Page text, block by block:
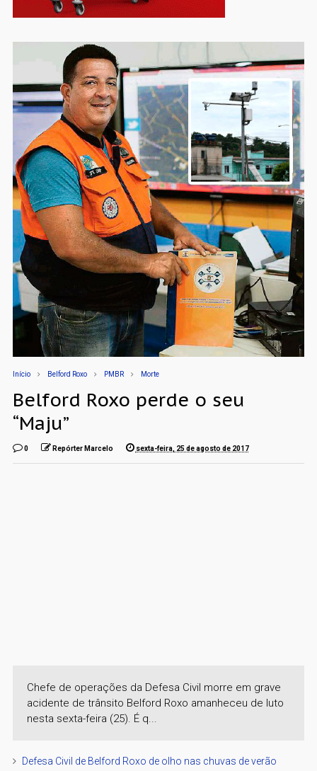
Início Belford Roxo PMBR Morte
Belford Roxo perde o seu
“Maju”
0 Repórter Marcelo sexta-feira, 25 de agosto de 2017
Chefe de operações da Defesa Civil morre em grave
acidente de trânsito Belford Roxo amanheceu de luto
nesta sexta-feira (25). É q...
Defesa Civil de Belford Roxo de olho nas chuvas de verão